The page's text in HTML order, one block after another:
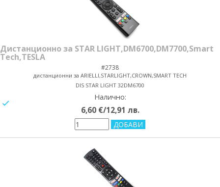
Дистанционно за STAR LIGHT,DM6700,DM7700,Smart
Tech,TESLA
#2738
дистанционни за ARIELLI,STARLIGHT,CROWN,SMART TECH
DIS STAR LIGHT 32DM6700
Налично:
6,60 €/12,91 лв.